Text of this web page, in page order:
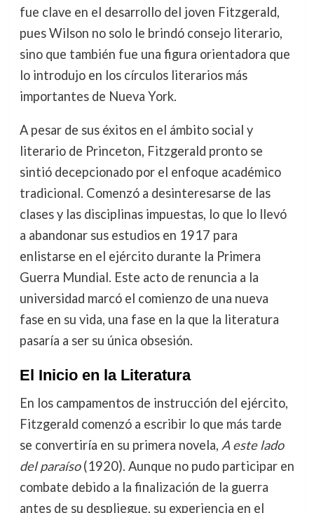
fue clave en el desarrollo del joven Fitzgerald,
pues Wilson no solo le brindó consejo literario,
sino que también fue una figura orientadora que
lo introdujo en los círculos literarios más
importantes de Nueva York.
A pesar de sus éxitos en el ámbito social y
literario de Princeton, Fitzgerald pronto se
sintió decepcionado por el enfoque académico
tradicional. Comenzó a desinteresarse de las
clases y las disciplinas impuestas, lo que lo llevó
a abandonar sus estudios en 1917 para
enlistarse en el ejército durante la Primera
Guerra Mundial. Este acto de renuncia a la
universidad marcó el comienzo de una nueva
fase en su vida, una fase en la que la literatura
pasaría a ser su única obsesión.
El Inicio en la Literatura
En los campamentos de instrucción del ejército,
Fitzgerald comenzó a escribir lo que más tarde
se convertiría en su primera novela, A este lado
del paraíso(1920). Aunque no pudo participar en
combate debido a la finalización de la guerra
antes de su despliegue, su experiencia en el